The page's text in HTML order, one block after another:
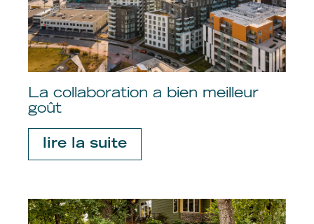
La collaboration a bien meilleur
goût
lire la suite